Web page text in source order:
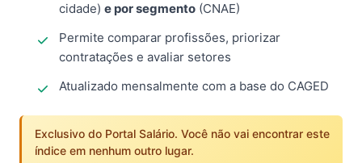
cidade) e por segmento (CNAE)
Permite comparar profissões, priorizar
contratações e avaliar setores
Atualizado mensalmente com a base do CAGED
Exclusivo do Portal Salário. Você não vai encontrar este
índice em nenhum outro lugar.